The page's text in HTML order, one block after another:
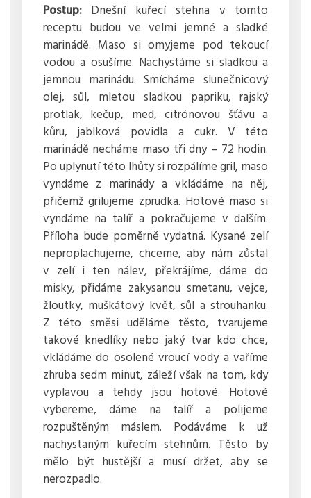
Postup:Dnešní kuřecí stehna v tomto
receptu budou ve velmi jemné a sladké
marinádě. Maso si omyjeme pod tekoucí
vodou a osušíme. Nachystáme si sladkou a
jemnou marinádu. Smícháme slunečnicový
olej, sůl, mletou sladkou papriku, rajský
protlak, kečup, med, citrónovou šťávu a
kůru, jablková povidla a cukr. V této
marinádě necháme maso tři dny – 72 hodin.
Po uplynutí této lhůty si rozpálíme gril, maso
vyndáme z marinády a vkládáme na něj,
přičemž grilujeme zprudka. Hotové maso si
vyndáme na talíř a pokračujeme v dalším.
Příloha bude poměrně vydatná. Kysané zelí
neproplachujeme, chceme, aby nám zůstal
v zelí i ten nálev, překrájíme, dáme do
misky, přidáme zakysanou smetanu, vejce,
žloutky, muškátový květ, sůl a strouhanku.
Z této směsi uděláme těsto, tvarujeme
takové knedlíky nebo jaký tvar kdo chce,
vkládáme do osolené vroucí vody a vaříme
zhruba sedm minut, záleží však na tom, kdy
vyplavou a tehdy jsou hotové. Hotové
vybereme, dáme na talíř a polijeme
rozpuštěným máslem. Podáváme k už
nachystaným kuřecím stehnům. Těsto by
mělo být hustější a musí držet, aby se
nerozpadlo.